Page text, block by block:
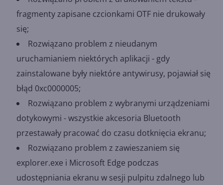
fragmenty zapisane czcionkami OTF nie drukowały
się;
Rozwiązano problem z nieudanym
uruchamianiem niektórych aplikacji - gdy
zainstalowane były niektóre antywirusy, pojawiał się
błąd 0xc0000005;
Rozwiązano problem z wybranymi urządzeniami
dotykowymi - wszystkie akcesoria Bluetooth
przestawały pracować do czasu dotknięcia ekranu;
Rozwiązano problem z zawieszaniem się
explorer.exe i Microsoft Edge podczas
udostępniania ekranu w sesji pulpitu zdalnego lub